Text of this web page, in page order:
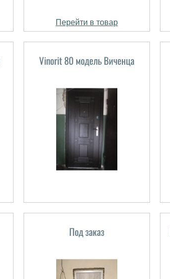
Перейти в товар
Vinorit 80 модель Виченца
Под заказ